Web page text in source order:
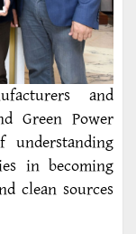
and
Green Power
understanding
in becoming
clean sources